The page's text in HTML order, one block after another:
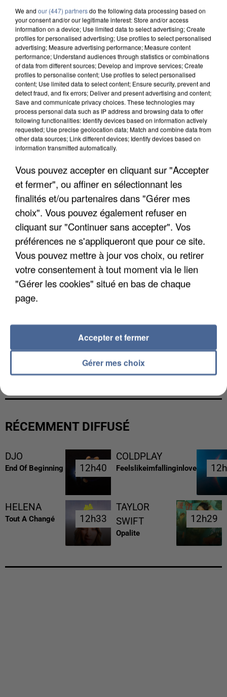
UN SECOND CADRE DE LA DZ MAFIA
INTERPELLÉ EN ALGÉRIE
UNE TOURISTE DE L’OISE EMPORTÉE PAR UNE
COULÉE DE BOUE EN HAUTE-SAVOIE
RÉCEMMENT DIFFUSÉ
DJO
End Of Beginning 12h40
12h40
COLDPLAY
Feelslikeimfallinginlove
HELENA
Tout A Changé 12h33
12h33
TAYLOR
SWIFT
Opalite
12h29
12h29
We and our (447) partnersdo the following data processing based on
your consent and/or our legitimate interest: Store and/or access
information on a device; Use limited data to select advertising; Create
profiles for personalised advertising; Use profiles to select personalised
advertising; Measure advertising performance; Measure content
performance; Understand audiences through statistics or combinations
of data from different sources; Develop and improve services; Create
profiles to personalise content; Use profiles to select personalised
content; Use limited data to select content; Ensure security, prevent and
detect fraud, and fix errors; Deliver and present advertising and content;
Save and communicate privacy choices. These technologies may
process personal data such as IP address and browsing data to offer
following functionalities: Identify devices based on information actively
requested; Use precise geolocation data; Match and combine data from
other data sources; Link different devices; Identify devices based on
information transmitted automatically.
Vous pouvez accepter en cliquant sur "Accepter
et fermer", ou affiner en sélectionnant les
finalités et/ou partenaires dans "Gérer mes
choix". Vous pouvez également refuser en
cliquant sur "Continuer sans accepter". Vos
préférences ne s'appliqueront que pour ce site.
Vous pouvez mettre à jour vos choix, ou retirer
votre consentement à tout moment via le lien
"Gérer les cookies" situé en bas de chaque
page.
Gérer mes choix
Accepter et fermer